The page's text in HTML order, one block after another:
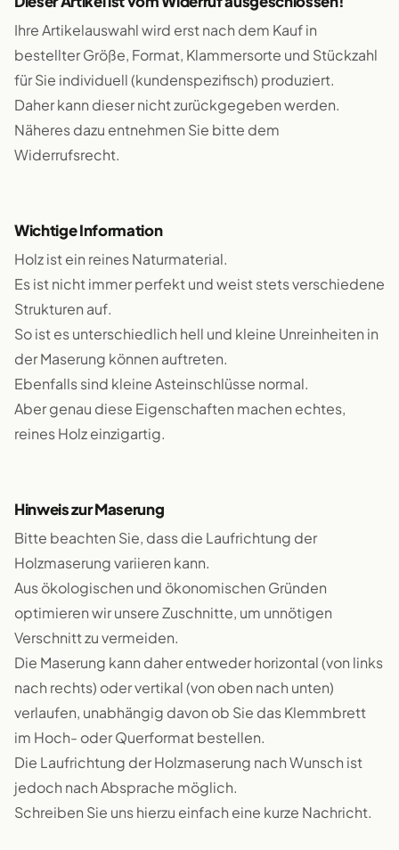
Ihre Artikelauswahl wird erst nach dem Kauf in
bestellter Größe, Format, Klammersorte und Stückzahl
für Sie individuell (kundenspezifisch) produziert.
Daher kann dieser nicht zurückgegeben werden.
Näheres dazu entnehmen Sie bitte dem
Widerrufsrecht.
Wichtige Information
Holz ist ein reines Naturmaterial.
Es ist nicht immer perfekt und weist stets verschiedene
Strukturen auf.
So ist es unterschiedlich hell und kleine Unreinheiten in
der Maserung können auftreten.
Ebenfalls sind kleine Asteinschlüsse normal.
Aber genau diese Eigenschaften machen echtes,
reines Holz einzigartig.
Hinweis zur Maserung
Bitte beachten Sie, dass die Laufrichtung der
Holzmaserung variieren kann.
Aus ökologischen und ökonomischen Gründen
optimieren wir unsere Zuschnitte, um unnötigen
Verschnitt zu vermeiden.
Die Maserung kann daher entweder horizontal (von links
nach rechts) oder vertikal (von oben nach unten)
verlaufen, unabhängig davon ob Sie das Klemmbrett
im Hoch- oder Querformat bestellen.
Die Laufrichtung der Holzmaserung nach Wunsch ist
jedoch nach Absprache möglich.
Schreiben Sie uns hierzu einfach eine kurze Nachricht.